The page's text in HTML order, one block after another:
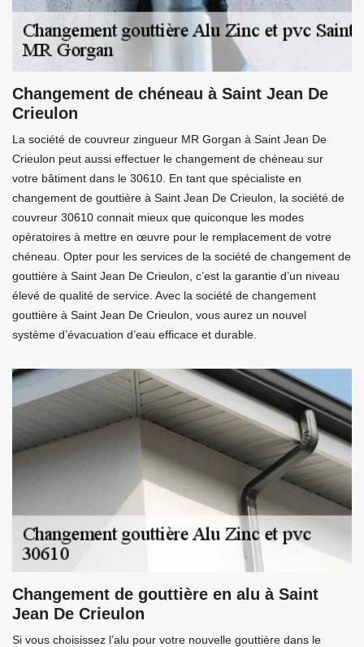
Changement de chéneau à Saint Jean De
Crieulon
La société de couvreur zingueur MR Gorgan à Saint Jean De
Crieulon peut aussi effectuer le changement de chéneau sur
votre bâtiment dans le 30610. En tant que spécialiste en
changement de gouttière à Saint Jean De Crieulon, la société de
couvreur 30610 connait mieux que quiconque les modes
opératoires à mettre en œuvre pour le remplacement de votre
chéneau. Opter pour les services de la société de changement de
gouttière à Saint Jean De Crieulon, c’est la garantie d’un niveau
élevé de qualité de service. Avec la société de changement
gouttière à Saint Jean De Crieulon, vous aurez un nouvel
système d’évacuation d’eau efficace et durable.
Changement de gouttière en alu à Saint
Jean De Crieulon
Si vous choisissez l’alu pour votre nouvelle gouttière dans le